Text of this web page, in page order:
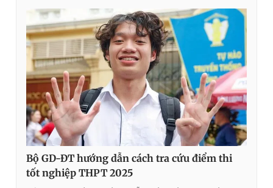
T
i
m
e
n
Bộ GD-ĐT hướng dẫn cách tra cứu điểm thi
tốt nghiệp THPT 2025